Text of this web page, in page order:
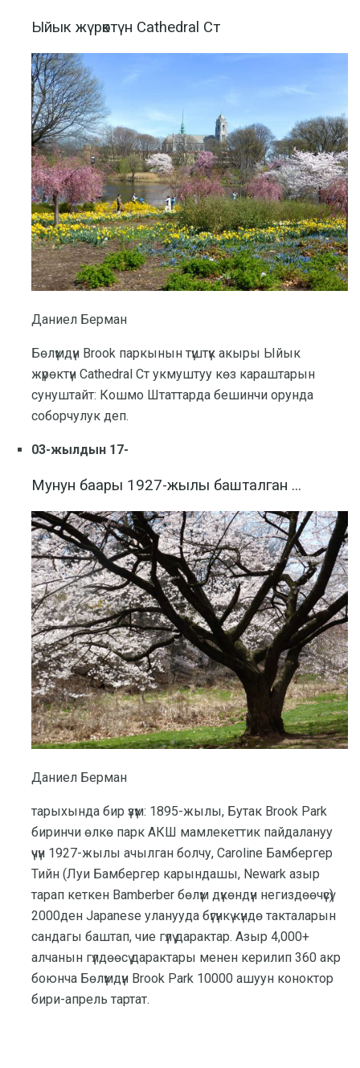
Ыйык жүрөктүн Cathedral Ст
Даниел Берман
Бөлүмдүн Brook паркынын түштүк акыры Ыйык
жүрөктүн Cathedral Ст укмуштуу көз караштарын
сунуштайт: Кошмо Штаттарда бешинчи орунда
соборчулук деп.
03-жылдын 17-
Мунун баары 1927-жылы башталган ...
Даниел Берман
тарыхында бир үзүм: 1895-жылы, Бутак Brook Park
биринчи өлкө парк АКШ мамлекеттик пайдалануу
үчүн 1927-жылы ачылган болчу, Caroline Бамбергер
Тийн (Луи Бамбергер карындашы, Newark азыр
тарап кеткен Bamberber бөлүм дүкөндүн негиздөөчүсү)
2000ден Japanese уланууда бүгүнкү күндө такталарын
сандагы баштап, чие гүлү дарактар. Азыр 4,000+
алчанын гүлдөөсү дарактары менен керилип 360 акр
боюнча Бөлүмдүн Brook Park 10000 ашуун коноктор
бири-апрель тартат.